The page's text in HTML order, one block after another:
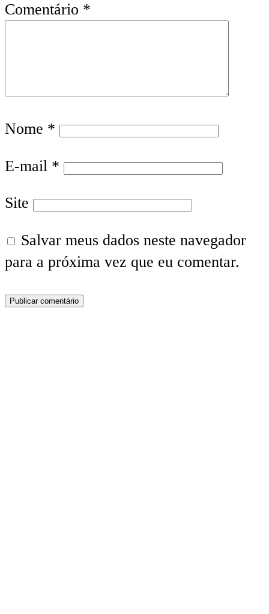
Comentário *
Nome *
E-mail *
Site
Salvar meus dados neste navegador
para a próxima vez que eu comentar.